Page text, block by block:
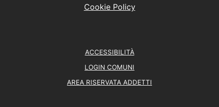
Cookie Policy
ACCESSIBILITÀ
LOGIN COMUNI
AREA RISERVATA ADDETTI